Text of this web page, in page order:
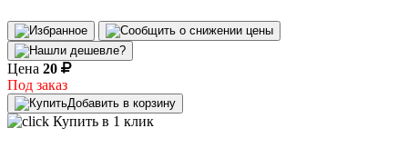
Цена 20
Под заказ
Добавить в корзину
Купить в 1 клик